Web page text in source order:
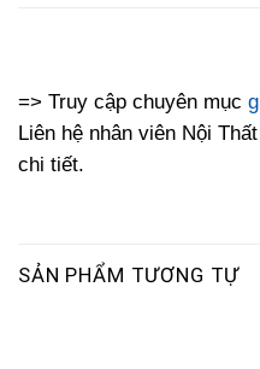
=> Truy cập chuyên mục
Liên hệ nhân viên Nội
chi tiết.
SẢN PHẨM TƯƠNG TỰ